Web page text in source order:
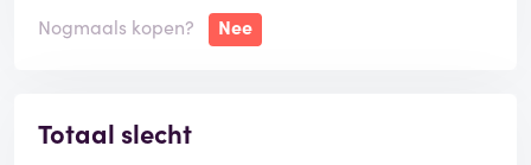
Nogmaals kopen?
Nee
Totaal slecht